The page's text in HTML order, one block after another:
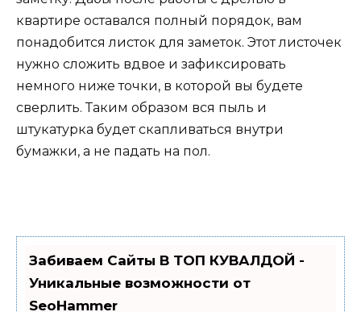
квартире оставался полный порядок, вам
понадобится листок для заметок. Этот листочек
нужно сложить вдвое и зафиксировать
немного ниже точки, в которой вы будете
сверлить. Таким образом вся пыль и
штукатурка будет скапливаться внутри
бумажки, а не падать на пол.
Забиваем Сайты В ТОП КУВАЛДОЙ -
Уникальные возможности от
SeoHammer